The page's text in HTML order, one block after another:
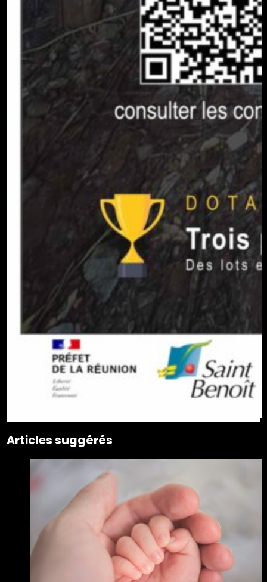
Articles suggérés